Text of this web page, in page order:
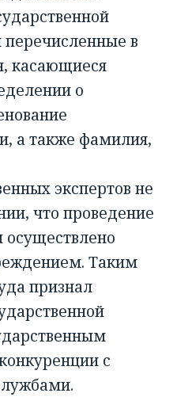
перечисленные в
касающиеся
о
а также фамилия,
экспертов не
что проведение
осуществлено
Таким
признал
с